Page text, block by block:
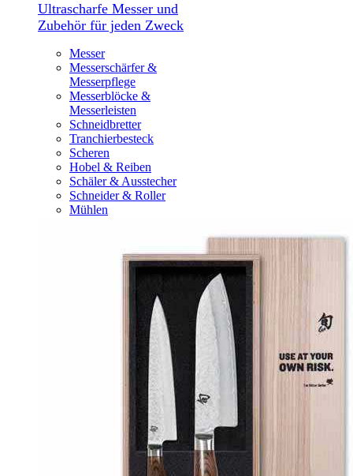
Ultrascharfe Messer und
Zubehör für jeden Zweck
Messer
Messerschärfer &
Messerpflege
Messerblöcke &
Messerleisten
Schneidbretter
Tranchierbesteck
Scheren
Hobel & Reiben
Schäler & Ausstecher
Schneider & Roller
Mühlen